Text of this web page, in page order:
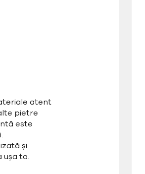
atent
pietre
este
și
ușa ta.